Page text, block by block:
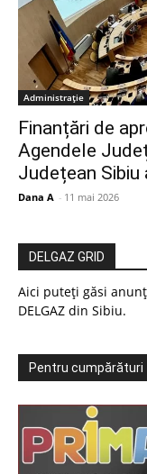
Administrație
Finanțări de
Agendele
Județean
Dana A - 11 mai 2026
DELGAZ GRID
Aici puteți găsi
DELGAZ din Sibiu.
Pentru cumpărături